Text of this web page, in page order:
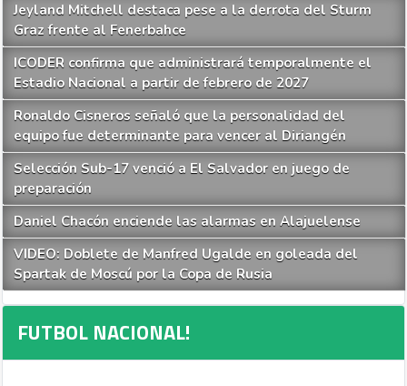
Jeyland Mitchell destaca pese a la derrota del Sturm
Graz frente al Fenerbahce
ICODER confirma que administrará temporalmente el
Estadio Nacional a partir de febrero de 2027
Ronaldo Cisneros señaló que la personalidad del
equipo fue determinante para vencer al Diriangén
Selección Sub-17 venció a El Salvador en juego de
preparación
Daniel Chacón enciende las alarmas en Alajuelense
VIDEO: Doblete de Manfred Ugalde en goleada del
Spartak de Moscú por la Copa de Rusia
FUTBOL NACIONAL!